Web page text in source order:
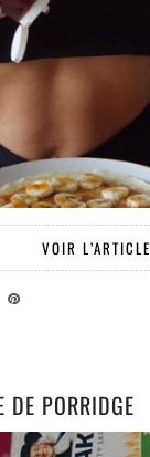
VOIR L’ARTICLE
DE PORRIDGE